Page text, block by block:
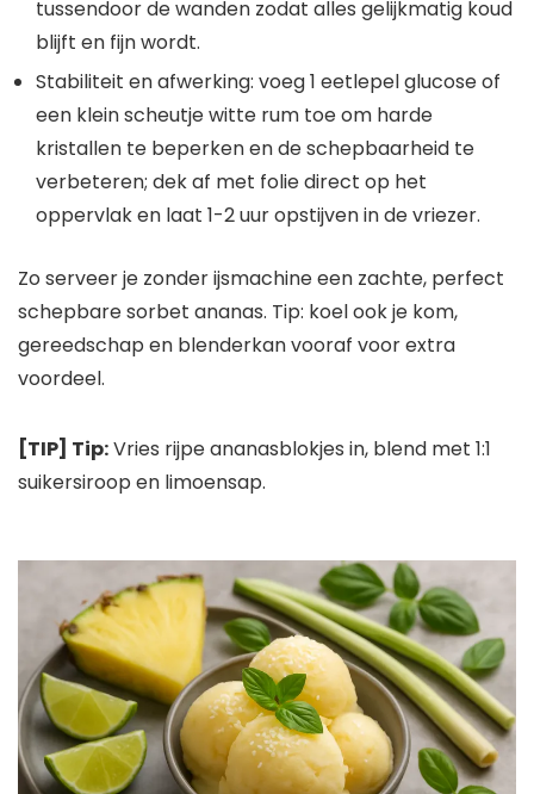
tussendoor de wanden zodat alles gelijkmatig koud
blijft en fijn wordt.
Stabiliteit en afwerking: voeg 1 eetlepel glucose of
een klein scheutje witte rum toe om harde
kristallen te beperken en de schepbaarheid te
verbeteren; dek af met folie direct op het
oppervlak en laat 1-2 uur opstijven in de vriezer.
Zo serveer je zonder ijsmachine een zachte, perfect
schepbare sorbet ananas. Tip: koel ook je kom,
gereedschap en blenderkan vooraf voor extra
voordeel.
[TIP] Tip:Vries rijpe ananasblokjes in, blend met 1:1
suikersiroop en limoensap.